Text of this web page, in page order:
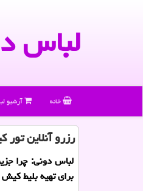
لباس
خانه آرشیو
رزرو آنلاین
لباس دونی: چرا
برای تهیه بلیط